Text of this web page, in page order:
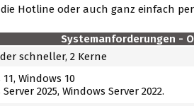
die Hotline oder auch ganz einfach
Systemanforderungen -
schneller, 2 Kerne
Windows 10
2025, Windows Server 2022.